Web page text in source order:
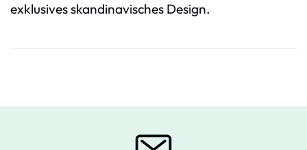
exklusives skandinavisches Design.